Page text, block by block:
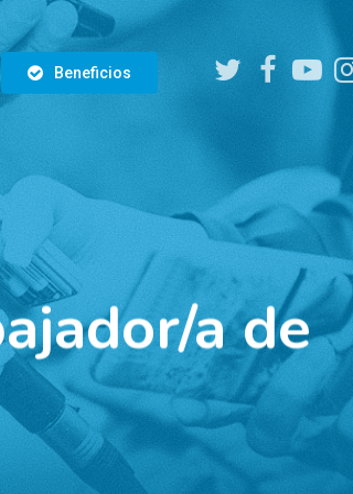
Beneficios
twitter facebookyoutube
a de